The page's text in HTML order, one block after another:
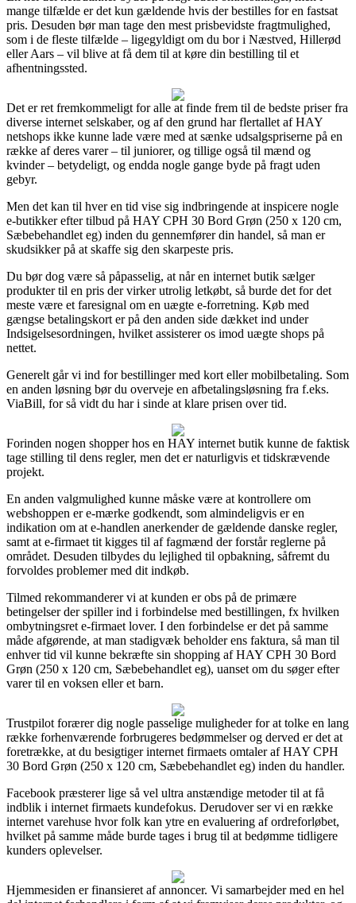
mange tilfælde er det kun gældende hvis der bestilles for en fastsat
pris. Desuden bør man tage den mest prisbevidste fragtmulighed,
som i de fleste tilfælde – ligegyldigt om du bor i Næstved, Hillerød
eller Aars – vil blive at få dem til at køre din bestilling til et
afhentningssted.
Det er ret fremkommeligt for alle at finde frem til de bedste priser fra
diverse internet selskaber, og af den grund har flertallet af HAY
netshops ikke kunne lade være med at sænke udsalgspriserne på en
række af deres varer – til juniorer, og tillige også til mænd og
kvinder – betydeligt, og endda nogle gange byde på fragt uden
gebyr.
Men det kan til hver en tid vise sig indbringende at inspicere nogle
e-butikker efter tilbud på HAY CPH 30 Bord Grøn (250 x 120 cm,
Sæbebehandlet eg) inden du gennemfører din handel, så man er
skudsikker på at skaffe sig den skarpeste pris.
Du bør dog være så påpasselig, at når en internet butik sælger
produkter til en pris der virker utrolig letkøbt, så burde det for det
meste være et faresignal om en uægte e-forretning. Køb med
gængse betalingskort er på den anden side dækket ind under
Indsigelsesordningen, hvilket assisterer os imod uægte shops på
nettet.
Generelt går vi ind for bestillinger med kort eller mobilbetaling. Som
en anden løsning bør du overveje en afbetalingsløsning fra f.eks.
ViaBill, for så vidt du har i sinde at klare prisen over tid.
Forinden nogen shopper hos en HAY internet butik kunne de faktisk
tage stilling til dens regler, men det er naturligvis et tidskrævende
projekt.
En anden valgmulighed kunne måske være at kontrollere om
webshoppen er e-mærke godkendt, som almindeligvis er en
indikation om at e-handlen anerkender de gældende danske regler,
samt at e-firmaet tit kigges til af fagmænd der forstår reglerne på
området. Desuden tilbydes du lejlighed til opbakning, såfremt du
forvoldes problemer med dit indkøb.
Tilmed rekommanderer vi at kunden er obs på de primære
betingelser der spiller ind i forbindelse med bestillingen, fx hvilken
ombytningsret e-firmaet lover. I den forbindelse er det på samme
måde afgørende, at man stadigvæk beholder ens faktura, så man til
enhver tid vil kunne bekræfte sin shopping af HAY CPH 30 Bord
Grøn (250 x 120 cm, Sæbebehandlet eg), uanset om du søger efter
varer til en voksen eller et barn.
Trustpilot forærer dig nogle passelige muligheder for at tolke en lang
række forhenværende forbrugeres bedømmelser og derved er det at
foretrække, at du besigtiger internet firmaets omtaler af HAY CPH
30 Bord Grøn (250 x 120 cm, Sæbebehandlet eg) inden du handler.
Facebook præsterer lige så vel ultra anstændige metoder til at få
indblik i internet firmaets kundefokus. Derudover ser vi en række
internet varehuse hvor folk kan ytre en evaluering af ordreforløbet,
hvilket på samme måde burde tages i brug til at bedømme tidligere
kunders oplevelser.
Hjemmesiden er finansieret af annoncer. Vi samarbejder med en hel